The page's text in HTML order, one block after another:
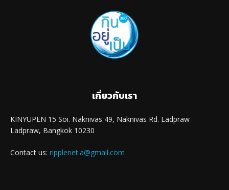
เกี่ยวกับเรา
KINYUPEN 15 Soi. Naknivas 49, Naknivas Rd. Ladpraw
Ladpraw, Bangkok 10230
Contact us: ripplenet.a@gmail.com